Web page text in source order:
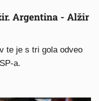
Argentina - Alžir
te je s tri gola odveo
a.